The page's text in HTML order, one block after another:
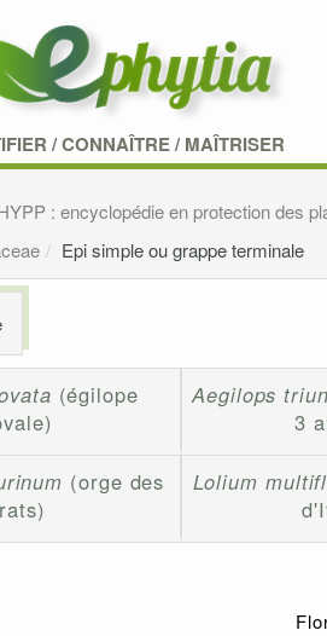
/CONNAÎTRE/MAÎTRISER
: encyclopédie en protection des
Epi simple ou grappe terminale
(égilope
Aegilops
3
(orge des
rats)
Lolium